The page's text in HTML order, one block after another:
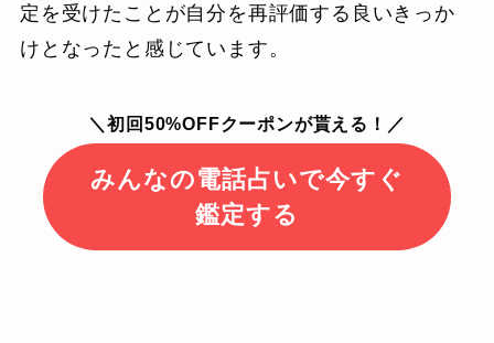
定を受けたことが自分を再評価する良いきっか
けとなったと感じています。
＼初回50%OFFクーポンが貰える！／
みんなの電話占いで今すぐ
鑑定する